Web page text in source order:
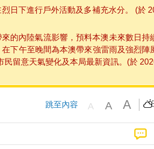
日下進行戶外活動及多補充水分。 (於
的內陸氣流影響，預料本澳未來數日持
下午至晚間為本澳帶來強雷雨及強烈陣
留意天氣變化及本局最新資訊。(於
跳至內容 A A A